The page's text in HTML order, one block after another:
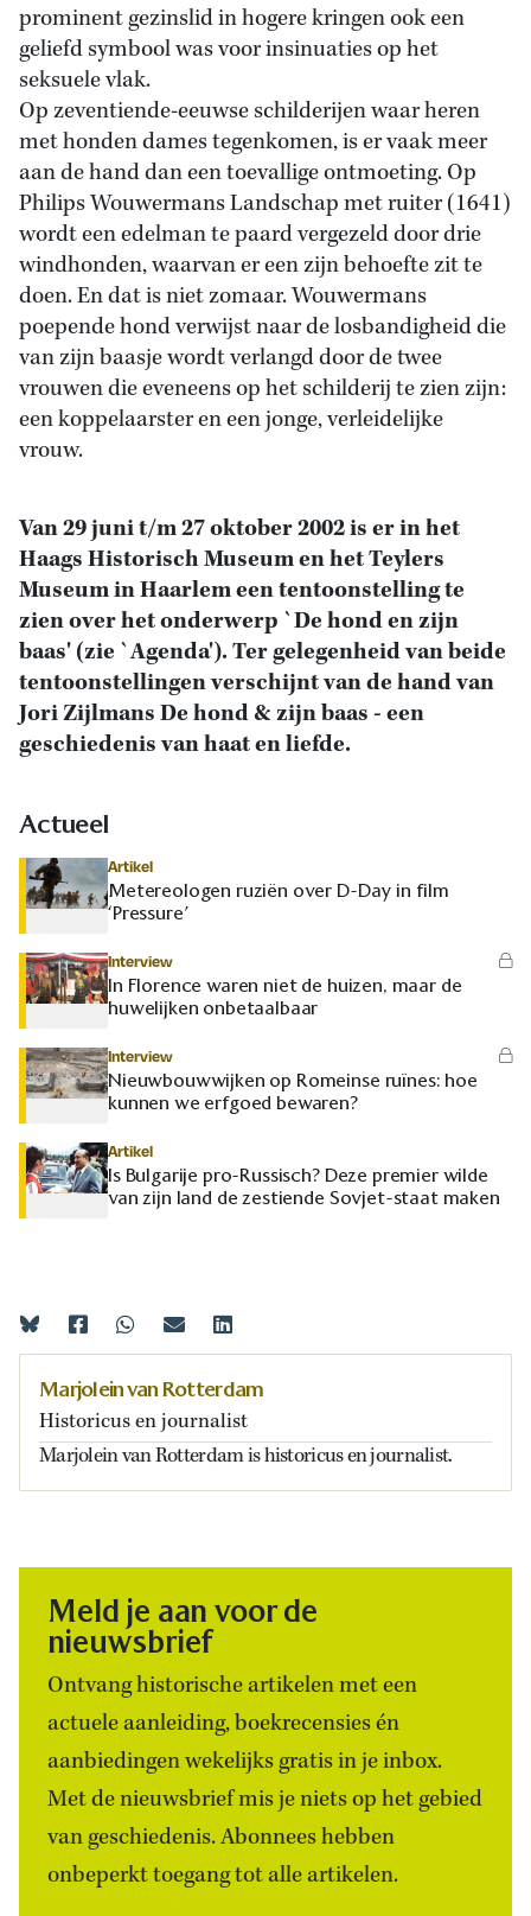
prominent gezinslid in hogere kringen ook een
geliefd symbool was voor insinuaties op het
seksuele vlak.
Op zeventiende-eeuwse schilderijen waar heren
met honden dames tegenkomen, is er vaak meer
aan de hand dan een toevallige ontmoeting. Op
Philips Wouwermans Landschap met ruiter (1641)
wordt een edelman te paard vergezeld door drie
windhonden, waarvan er een zijn behoefte zit te
doen. En dat is niet zomaar. Wouwermans
poepende hond verwijst naar de losbandigheid die
van zijn baasje wordt verlangd door de twee
vrouwen die eveneens op het schilderij te zien zijn:
een koppelaarster en een jonge, verleidelijke
vrouw.
Van 29 juni t/m 27 oktober 2002 is er in het
Haags Historisch Museum en het Teylers
Museum in Haarlem een tentoonstelling te
zien over het onderwerp `De hond en zijn
baas' (zie `Agenda'). Ter gelegenheid van beide
tentoonstellingen verschijnt van de hand van
Jori Zijlmans De hond & zijn baas - een
geschiedenis van haat en liefde.
Actueel
Artikel
Metereologen ruziën over D-Day in film
‘Pressure’
Interview
In Florence waren niet de huizen, maar de
huwelijken onbetaalbaar
Interview
Nieuwbouwwijken op Romeinse ruïnes: hoe
kunnen we erfgoed bewaren?
Artikel
Is Bulgarije pro-Russisch? Deze premier wilde
van zijn land de zestiende Sovjet-staat maken
Marjolein van Rotterdam
Historicus en journalist
Marjolein van Rotterdam is historicus en journalist.
Meld je aan voor de
nieuwsbrief
Ontvang historische artikelen met een
actuele aanleiding, boekrecensies én
aanbiedingen wekelijks gratis in je inbox.
Met de nieuwsbrief mis je niets op het gebied
van geschiedenis. Abonnees hebben
onbeperkt toegang tot alle artikelen.